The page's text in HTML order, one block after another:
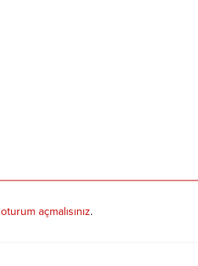
oturum açmalısınız.